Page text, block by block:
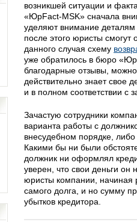
возникшей ситуации и
«ЮрFact-MSK» сначала
уделяют внимание деталям
после этого юристы
данного случая схему
уже обратилось в бюро
благодарные отзывы,
действительно знает свое
и в полном соответствии с
Зачастую сотрудники
варианта работы с
внесудебном порядке, либо
Какими бы ни были
должник ни оформлял
уверен, что свои деньги он
юристы компании, начиная
самого долга, и но сумму
убытков кредитора.